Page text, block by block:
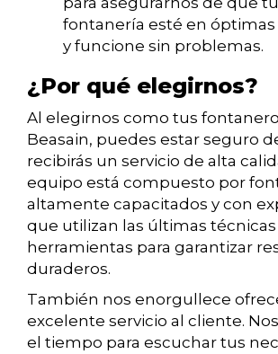
fontanería esté en
y funcione sin problemas.
¿Por qué elegirnos?
Al elegirnos como tus
Beasain, puedes estar seguro
recibirás un servicio de alta
equipo está compuesto por
altamente capacitados y con
que utilizan las últimas técnicas
herramientas para garantizar
duraderos.
También nos enorgullece
excelente servicio al cliente.
el tiempo para escuchar tus